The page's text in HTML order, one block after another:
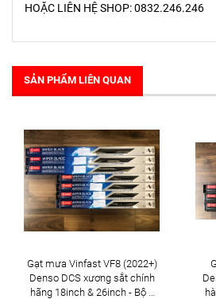
HOẶC LIÊN HỆ SHOP: 0832.246.246
SẢN PHẨM LIÊN QUAN
Gạt mưa Vinfast VF8 (2022+)
Denso DCS xương sắt chính
hãng 18inch & 26inch - Bộ 2